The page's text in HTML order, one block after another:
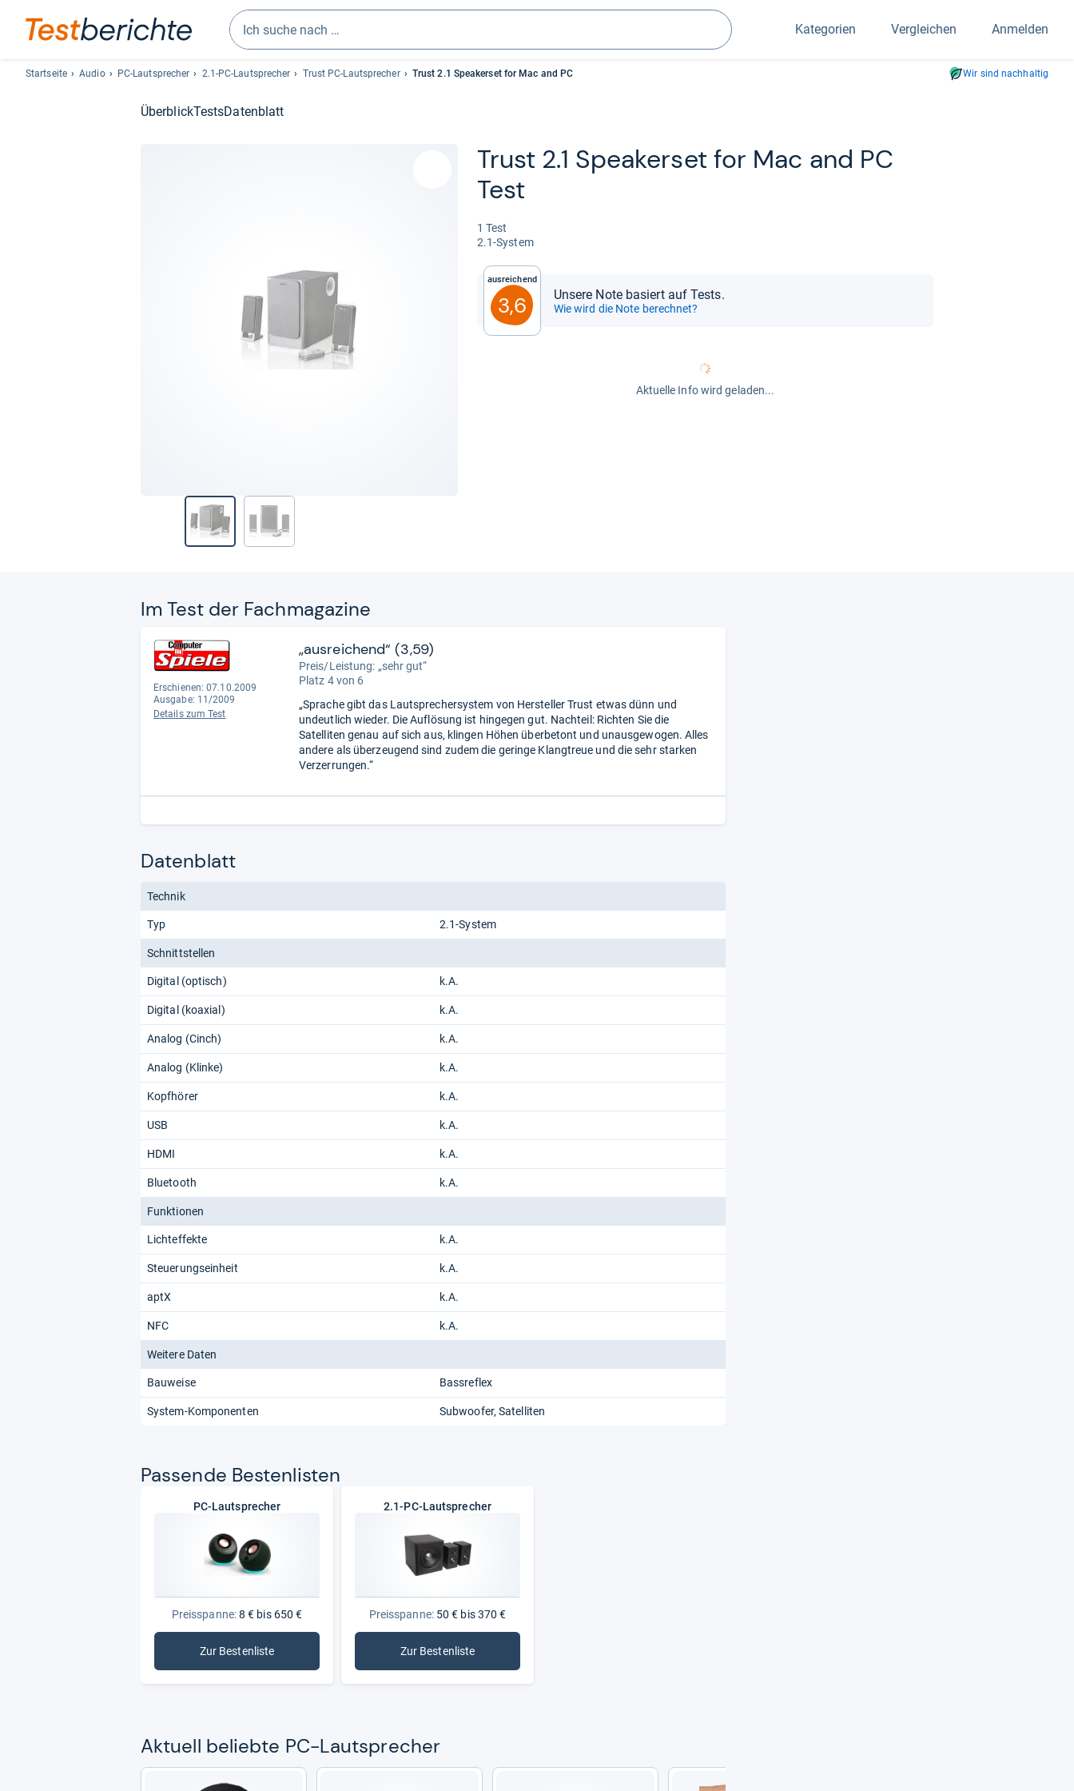
Suchen
Sie
drei
Pfeiltasten
auswählen.
Kategorien Vergleichen Anmelden
Startseite Audio PC-Lautsprecher 2.1-PC-Lautsprecher Trust PC-Lautsprecher Trust 2.1 Speakerset for Mac and PC Wir sind nachhaltig
ÜberblickTestsDatenblatt
Trust 2.1 Spea­ker­set for Mac and PC
Test
1 Test
2.1-​Sys­tem
Ausreichend
3,6 Unsere Note basiert auf Tests.
Wie wird die Note berechnet?
Aktuelle Info wird geladen...
Im Test der Fach­ma­ga­zine
Erschienen: 07.10.2009
Ausgabe: 11/2009
Details zum Test
„ausreichend“ (3,59)
Preis/Leistung: „sehr gut“
Platz 4 von 6
„Sprache gibt das Lautsprechersystem von Hersteller Trust etwas dünn und
undeutlich wieder. Die Auflösung ist hingegen gut. Nachteil: Richten Sie die
Satelliten genau auf sich aus, klingen Höhen überbetont und unausgewogen. Alles
andere als überzeugend sind zudem die geringe Klangtreue und die sehr starken
Verzerrungen.“
Datenblatt
Technik
Typ 2.1-System
Schnittstellen
Digital (optisch) k.A.
Digital (koaxial) k.A.
Analog (Cinch) k.A.
Analog (Klinke) k.A.
Kopfhörer k.A.
USB k.A.
HDMI k.A.
Bluetooth k.A.
Funktionen
Lichteffekte k.A.
Steuerungseinheit k.A.
aptX k.A.
NFC k.A.
Weitere Daten
Bauweise Bassreflex
System-Komponenten Subwoofer Satelliten
Pas­sende Bes­ten­lis­ten
PC-Lautsprecher
Preisspanne:8 € bis 650 €
Zur Bestenliste: PC-Lautsprecher
2.1-PC-Lautsprecher
Preisspanne:50 € bis 370 €
Zur Bestenliste: 2.1-PC-Lautsprecher
Aktu­ell beliebte PC-​Laut­spre­cher